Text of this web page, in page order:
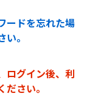
ードを忘れた場
。
ログイン後、利
さい。